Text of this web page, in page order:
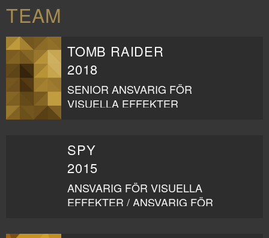
TEAM
TOMB RAIDER
2018
SENIOR ANSVARIG FÖR
VISUELLA EFFEKTER
SPY
2015
ANSVARIG FÖR VISUELLA
EFFEKTER / ANSVARIG FÖR